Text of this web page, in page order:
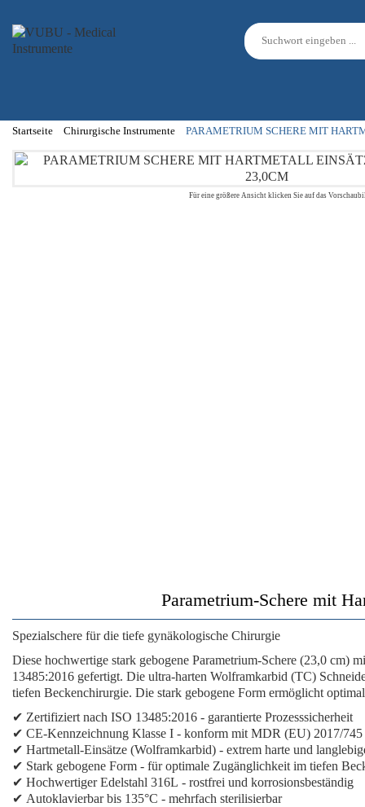
Startseite Chirurgische Instrumente PARAMETRIUM SCHERE MIT
Für eine größere Ansicht klicken Sie auf das
Parametrium-Schere mit
Spezialschere für die tiefe gynäkologische Chirurgie
Diese hochwertige stark gebogene Parametrium-Schere (23,0
13485:2016 gefertigt. Die ultra-harten Wolframkarbid (TC)
tiefen Beckenchirurgie. Die stark gebogene Form ermöglicht
✔ Zertifiziert nach ISO 13485:2016 - garantierte Prozesssicherheit
✔ CE-Kennzeichnung Klasse I - konform mit MDR (EU) 2017/745
✔ Hartmetall-Einsätze (Wolframkarbid) - extrem harte und
✔ Stark gebogene Form - für optimale Zugänglichkeit im tiefen
✔ Hochwertiger Edelstahl 316L - rostfrei und korrosionsbeständig
✔ Autoklavierbar bis 135°C - mehrfach sterilisierbar